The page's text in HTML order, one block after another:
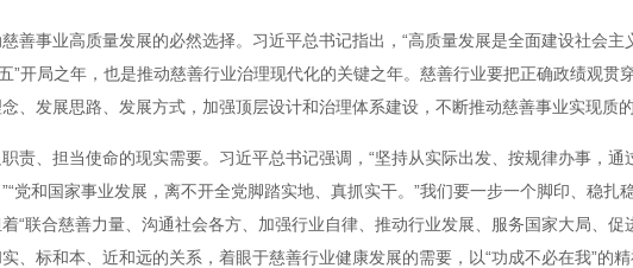
善事业高质量发展的必然选择。习近平总书记指出，“高质量发展是全面建设社会
”开局之年，也是推动慈善行业治理现代化的关键之年。慈善行业要把正确政绩观贯
、发展思路、发展方式，加强顶层设计和治理体系建设，不断推动慈善事业实现质
责、担当使命的现实需要。习近平总书记强调，“坚持从实际出发、按规律办事，
党和国家事业发展，离不开全党脚踏实地、真抓实干。”我们要一步一个脚印、稳
“联合慈善力量、沟通社会各方、加强行业自律、推动行业发展、服务国家大局、
、标和本、近和远的关系，着眼于慈善行业健康发展的需要，以“功成不必在我”的